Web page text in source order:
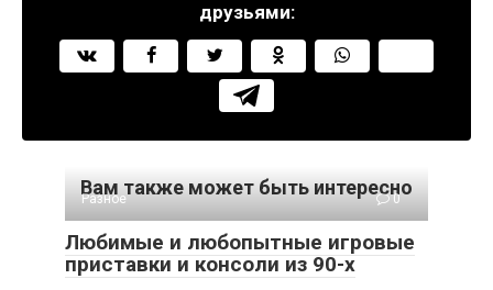
друзьями:
Вам также может быть интересно
Разное 0
Любимые и любопытные игровые
приставки и консоли из 90-х